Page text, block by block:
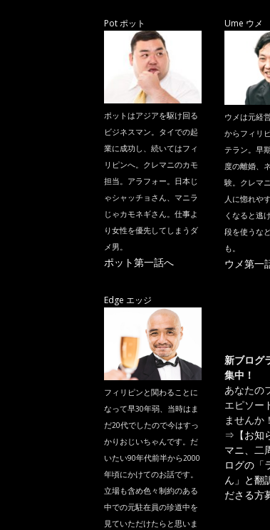
Pot ポット
ポットはアジアを駆け回る
ビジネスマン。タイでの起
業に成功し、続いてはフィ
リピンへ。クレマニのカモ
担当。アラフォー。日本じ
ゃシャッチョさん、マニラ
じゃカモネギさん。仕事よ
り女性を優先してしまうダ
メ男。
ポット第一話へ
Ume ウメ
ウメは元経
からフィリ
テラン。早
度の離婚、
験。クレマ
人に惚れや
くなると逃
段を使うな
も。
ウメ第一
Edge エッジ
フィリピンと関わることに
なって早30年弱、当時はま
だ20代でしたので今はすっ
かりおじいちゃんです。だ
いたい90年代前半から2000
年頃にかけてのお話です。
立場も含め色々制約のある
中での元駐在員の珍道中を
見ていただけたらと思いま
新ブログ
集中！
あなたの
エピソー
ませんか
⇒ 【お
マニ、
ログの「
ん」と翻
ださる方